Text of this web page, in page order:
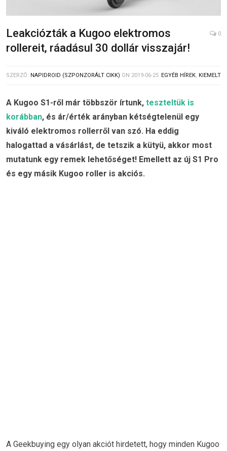
Leakciózták a Kugoo elektromos
rollereit, ráadásul 30 dollár visszajár!
0
SZERZŐ: NAPIDROID (SZPONZORÁLT CIKK) ON 2019-06-25 EGYÉB HÍREK, KIEMELT
A Kugoo S1-ről már többször írtunk, teszteltük is
korábban, és ár/érték arányban kétségtelenül egy
kiváló elektromos rollerről van szó. Ha eddig
halogattad a vásárlást, de tetszik a kütyü, akkor most
mutatunk egy remek lehetőséget! Emellett az új S1 Pro
és egy másik Kugoo roller is akciós.
A Geekbuying egy olyan akciót hirdetett, hogy minden Kugoo